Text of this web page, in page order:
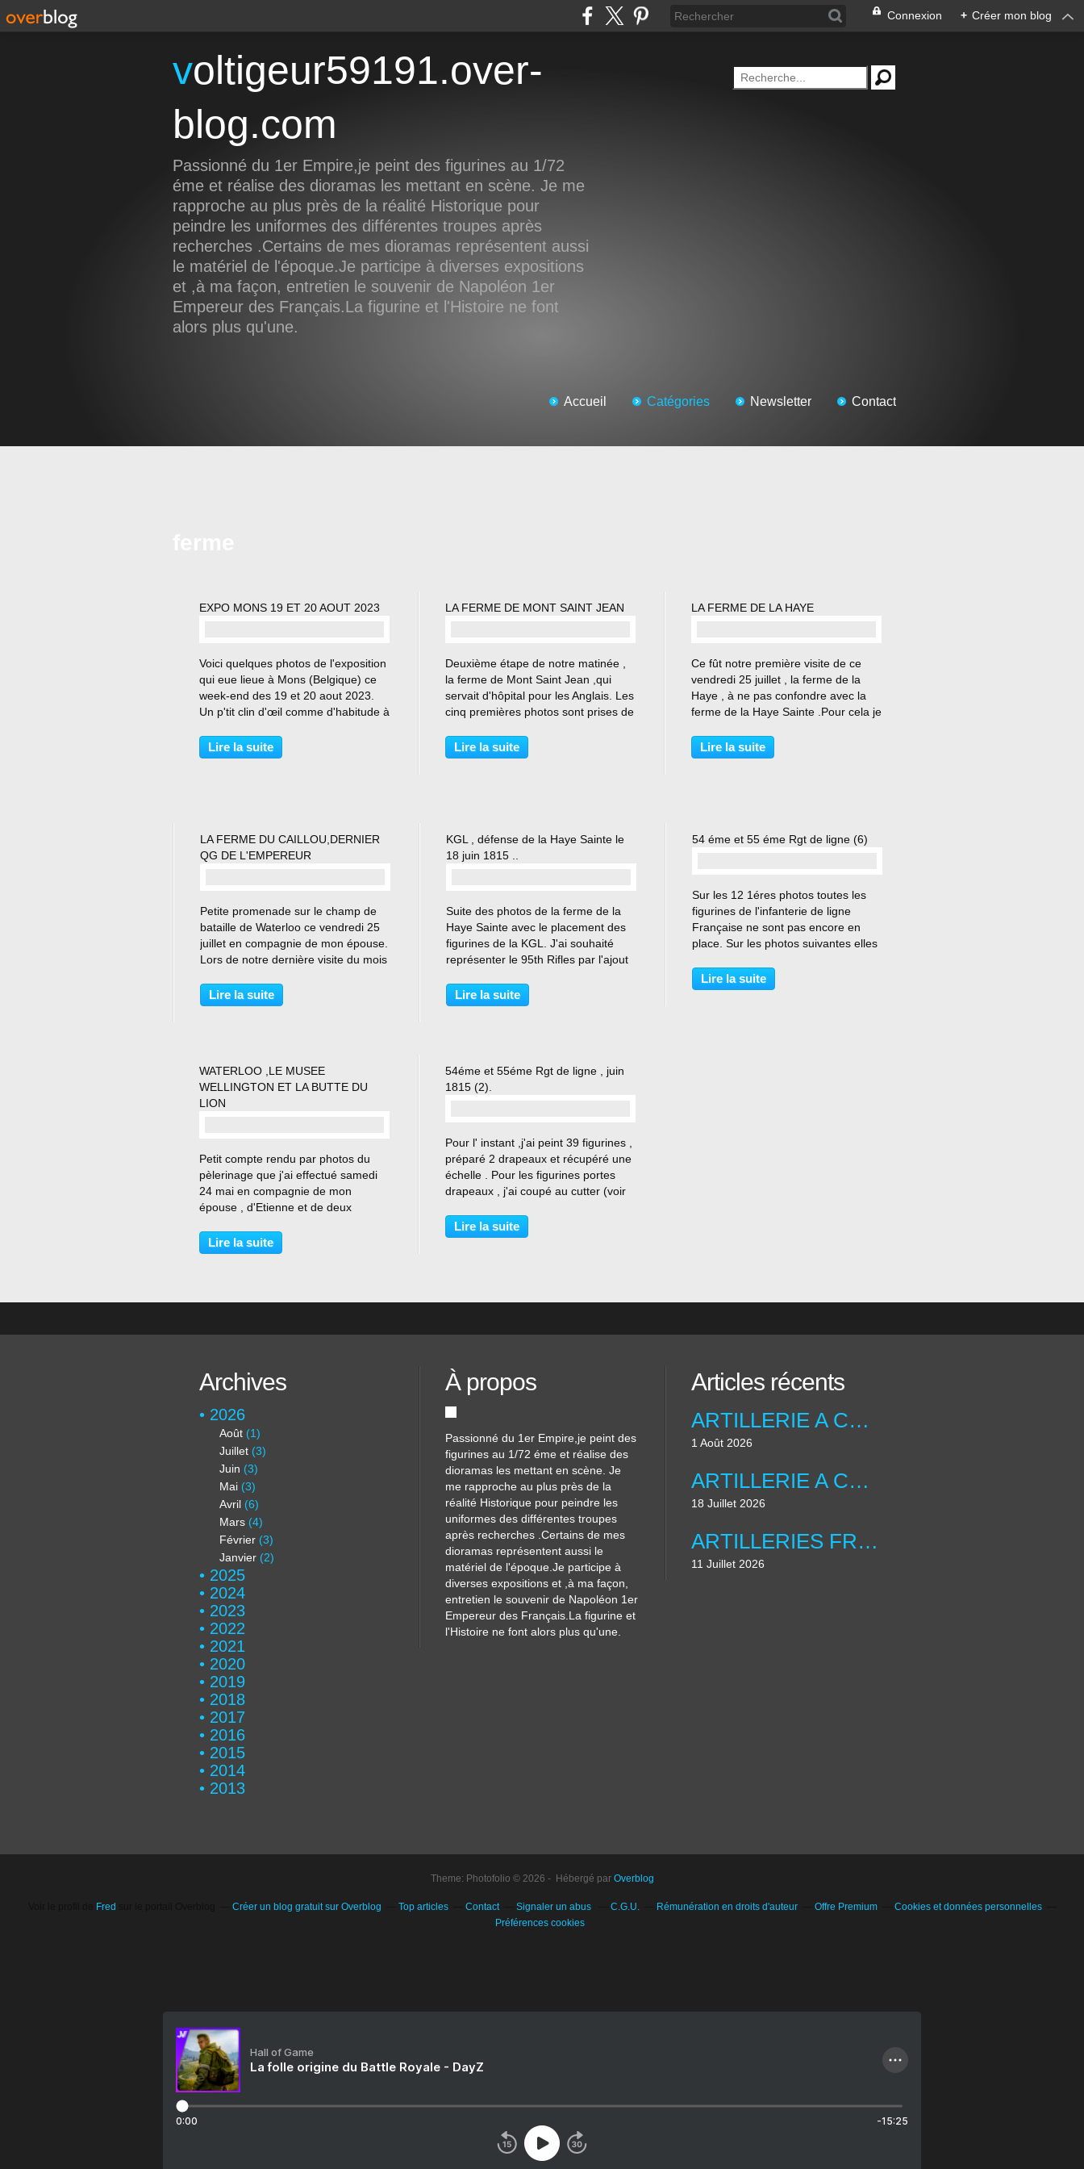
Connexion + Créer mon blog
voltigeur59191.over-
blog.com
Passionné du 1er Empire,je peint des figurines au 1/72
éme et réalise des dioramas les mettant en scène. Je me
rapproche au plus près de la réalité Historique pour
peindre les uniformes des différentes troupes après
recherches .Certains de mes dioramas représentent aussi
le matériel de l'époque.Je participe à diverses expositions
et ,à ma façon, entretien le souvenir de Napoléon 1er
Empereur des Français.La figurine et l'Histoire ne font
alors plus qu'une.
Accueil Catégories Newsletter Contact
EXPO MONS 19 ET 20 AOUT 2023
Voici quelques photos de l'exposition
qui eue lieue à Mons (Belgique) ce
week-end des 19 et 20 aout 2023.
Un p'tit clin d'œil comme d'habitude à
Jean-Luc ,Fabrice ,Marco ,Claudy
,Philippe et Thierry que j'ai pu
Lire la suite
LA FERME DE MONT SAINT JEAN
Deuxième étape de notre matinée ,
la ferme de Mont Saint Jean ,qui
servait d'hôpital pour les Anglais. Les
cinq premières photos sont prises de
avant d'arriver à la ferme à la ferme
de Mont Saint Jean. L'aile gauche...
Lire la suite
LA FERME DE LA HAYE
Ce fût notre première visite de ce
vendredi 25 juillet , la ferme de la
Haye , à ne pas confondre avec la
ferme de la Haye Sainte .Pour cela je
Papelotte , qui est devenue un
centre équestre. La ferme de la
Lire la suite
LA FERME DU CAILLOU,DERNIER
QG DE L'EMPEREUR
Petite promenade sur le champ de
bataille de Waterloo ce vendredi 25
juillet en compagnie de mon épouse.
Lors de notre dernière visite du mois
nous avions visités dans la matinée
le musée Wellington à Waterloo ,
Lire la suite
KGL , défense de la Haye Sainte le
18 juin 1815 ..
Suite des photos de la ferme de la
Haye Sainte avec le placement des
figurines de la KGL. J'ai souhaité
représenter le 95th Rifles par l'ajout
rejoindre leur poste dans la
sablonnière. Le choix des figurines
Lire la suite
54 éme et 55 éme Rgt de ligne (6)
Sur les 12 1éres photos toutes les
figurines de l'infanterie de ligne
Française ne sont pas encore en
place. Sur les photos suivantes elles
est malmenée et va bientôt céder , le
bugle sonne la retraite vers la
Lire la suite
WATERLOO ,LE MUSEE
WELLINGTON ET LA BUTTE DU
LION
Petit compte rendu par photos du
pèlerinage que j'ai effectué samedi
24 mai en compagnie de mon
épouse , d'Etienne et de deux
étant un homme des tavernes. Nous
avons parcourus 16 kms. Un grand
Lire la suite
54éme et 55éme Rgt de ligne , juin
1815 (2).
Pour l' instant ,j'ai peint 39 figurines ,
préparé 2 drapeaux et récupéré une
échelle . Pour les figurines portes
drapeaux , j'ai coupé au cutter (voir
d'origines et creusé une main pour
que ceux que j'ai préparés
Lire la suite
Archives
2026
Août (1)
Juillet (3)
Juin (3)
Mai (3)
Avril (6)
Mars (4)
Février (3)
Janvier (2)
2025
2024
2023
2022
2021
2020
2019
2018
2017
2016
2015
2014
2013
À propos
Passionné du 1er Empire,je peint des
figurines au 1/72 éme et réalise des
dioramas les mettant en scène. Je
me rapproche au plus près de la
réalité Historique pour peindre les
uniformes des différentes troupes
après recherches .Certains de mes
dioramas représentent aussi le
matériel de l'époque.Je participe à
diverses expositions et ,à ma façon,
entretien le souvenir de Napoléon 1er
Empereur des Français.La figurine et
l'Histoire ne font alors plus qu'une.
Articles récents
ARTILLERIE A CHEVAL ANGLAISE ....UNIFORMOLOGIE
1 Août 2026
ARTILLERIE A CHEVAL ANGLAISE ...
18 Juillet 2026
ARTILLERIES FRANCAISE , LES DIORAMAS ....
11 Juillet 2026
Theme: Photofolio © 2026 - Hébergé par Overblog
Fred Créer un blog gratuit sur Overblog Top articles Contact Signaler un abus C.G.U. Rémunération en droits d'auteur Offre Premium
Cookies et données personnelles
Préférences cookies
Hall of Game
La folle origine du Battle Royale - DayZ
0:00 -15:25